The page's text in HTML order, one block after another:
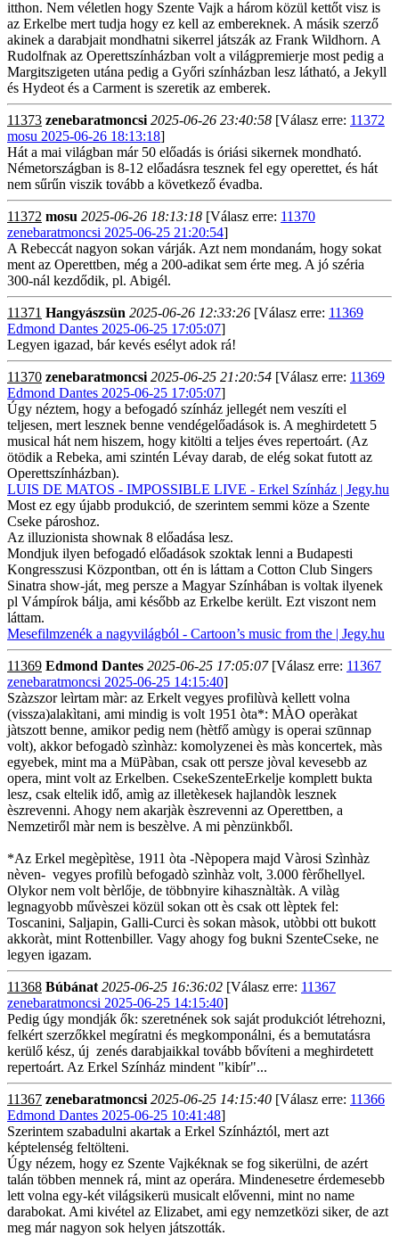
itthon. Nem véletlen hogy Szente Vajk a három közül kettőt visz is
az Erkelbe mert tudja hogy ez kell az embereknek. A másik szerző
akinek a darabjait mondhatni sikerrel játszák az Frank Wildhorn. A
Rudolfnak az Operettszínházban volt a világpremierje most pedig a
Margitszigeten utána pedig a Győri színházban lesz látható, a Jekyll
és Hydeot és a Carment is szeretik az emberek.
11373 zenebaratmoncsi 2025-06-26 23:40:58 [Válasz erre: 11372
mosu 2025-06-26 18:13:18]
Hát a mai világban már 50 előadás is óriási sikernek mondható.
Németországban is 8-12 előadásra tesznek fel egy operettet, és hát
nem sűrűn viszik tovább a következő évadba.
11372 mosu 2025-06-26 18:13:18 [Válasz erre: 11370
zenebaratmoncsi 2025-06-25 21:20:54]
A Rebeccát nagyon sokan várják. Azt nem mondanám, hogy sokat
ment az Operettben, még a 200-adikat sem érte meg. A jó széria
300-nál kezdődik, pl. Abigél.
11371 Hangyászsün 2025-06-26 12:33:26 [Válasz erre: 11369
Edmond Dantes 2025-06-25 17:05:07]
Legyen igazad, bár kevés esélyt adok rá!
11370 zenebaratmoncsi 2025-06-25 21:20:54 [Válasz erre: 11369
Edmond Dantes 2025-06-25 17:05:07]
Úgy néztem, hogy a befogadó színház jellegét nem veszíti el
teljesen, mert lesznek benne vendégelőadások is. A meghirdetett 5
musical hát nem hiszem, hogy kitölti a teljes éves repertoárt. (Az
ötödik a Rebeka, ami szintén Lévay darab, de elég sokat futott az
Operettszínházban).
LUIS DE MATOS - IMPOSSIBLE LIVE - Erkel Színház | Jegy.hu
Most ez egy újabb produkció, de szerintem semmi köze a Szente
Cseke pároshoz.
Az illuzionista shownak 8 előadása lesz.
Mondjuk ilyen befogadó előadások szoktak lenni a Budapesti
Kongresszusi Központban, ott én is láttam a Cotton Club Singers
Sinatra show-ját, meg persze a Magyar Színhában is voltak ilyenek
pl Vámpírok bálja, ami később az Erkelbe került. Ezt viszont nem
láttam.
Mesefilmzenék a nagyvilágból - Cartoon’s music from the | Jegy.hu
11369 Edmond Dantes 2025-06-25 17:05:07[Válasz erre: 11367
zenebaratmoncsi 2025-06-25 14:15:40]
Szàzszor leìrtam màr: az Erkelt vegyes profilùvà kellett volna
(vissza)alakìtani, ami mindig is volt 1951 òta*: MÀO operàkat
jàtszott benne, amikor pedig nem (hètfő amùgy is operai szūnnap
volt), akkor befogadò szìnhàz: komolyzenei ès màs koncertek, màs
egyebek, mint ma a MüPàban, csak ott persze jòval kevesebb az
opera, mint volt az Erkelben. CsekeSzenteErkelje komplett bukta
lesz, csak eltelik idő, amìg az illetèkesek hajlandòk lesznek
èszrevenni. Ahogy nem akarjàk èszrevenni az Operettben, a
Nemzetiről màr nem is beszèlve. A mi pènzünkből.
*Az Erkel megèpìtèse, 1911 òta -Nèpopera majd Vàrosi Szìnhàz
nèven- vegyes profilù befogadò szìnhàz volt, 3.000 fèrőhellyel.
Olykor nem volt bèrlője, de többnyire kihasznàltàk. A vilàg
legnagyobb művèszei közül sokan ott ès csak ott lèptek fel:
Toscanini, Saljapin, Galli-Curci ès sokan màsok, utòbbi ott bukott
akkoràt, mint Rottenbiller. Vagy ahogy fog bukni SzenteCseke, ne
legyen igazam.
11368 Búbánat 2025-06-25 16:36:02 [Válasz erre: 11367
zenebaratmoncsi 2025-06-25 14:15:40]
Pedig úgy mondják ők: szeretnének sok saját produkciót létrehozni,
felkért szerzőkkel megíratni és megkomponálni, és a bemutatásra
kerülő kész, új zenés darabjaikkal tovább bővíteni a meghirdetett
repertoárt. Az Erkel Színház mindent "kibír"...
11367 zenebaratmoncsi 2025-06-25 14:15:40 [Válasz erre: 11366
Edmond Dantes 2025-06-25 10:41:48]
Szerintem szabadulni akartak a Erkel Színháztól, mert azt
képtelenség feltölteni.
Úgy nézem, hogy ez Szente Vajkéknak se fog sikerülni, de azért
talán többen mennek rá, mint az operára. Mindenesetre érdemesebb
lett volna egy-két világsikerü musicalt elővenni, mint no name
darabokat. Ami kivétel az Elizabet, ami egy nemzetközi siker, de azt
meg már nagyon sok helyen játszották.